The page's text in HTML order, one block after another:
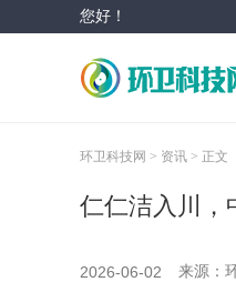
您好！
环卫科技网 > 资讯 > 正文
仁仁洁入川，
2026-06-02 来源：